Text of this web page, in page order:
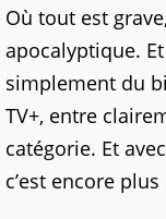
Où tout est
apocalyptique.
simplement du
TV+, entre
catégorie. Et avec
c’est encore